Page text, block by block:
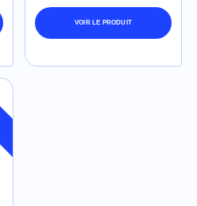
VOIR LE PRODUIT